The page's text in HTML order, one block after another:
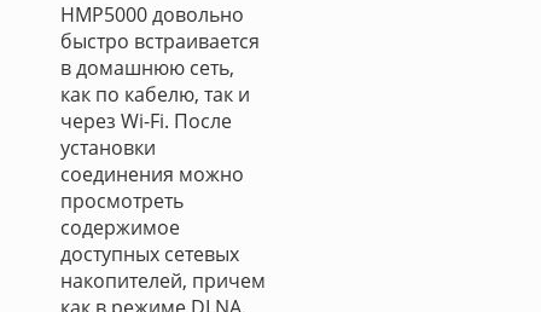
HMP5000 довольно
быстро встраивается
в домашнюю сеть,
как по кабелю, так и
через Wi-Fi. После
установки
соединения можно
просмотреть
содержимое
доступных сетевых
накопителей, причем